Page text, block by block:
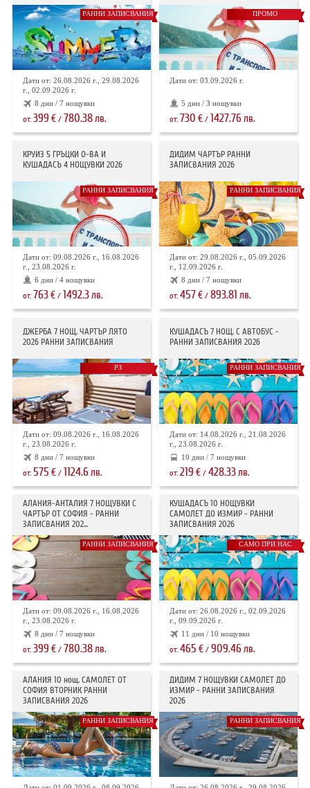
РАННИ ЗАПИСВАНИЯ
Дати от: 26.08.2026 г., 29.08.2026
г., 02.09.2026 г.
8 дни / 7 нощувки
от: 399 €/ 780.38лв.
ПРОМО
Дати от: 03.09.2026 г.
5 дни / 3 нощувки
от: 730 € / 1427.76лв.
КРУИЗ 5 ГРЪЦКИ О-ВА И
КУШАДАСЪ 4 НОЩУВКИ 2026
РАННИ ЗАПИСВАНИЯ
Дати от: 09.08.2026 г., 16.08.2026
г., 23.08.2026 г.
6 дни / 4 нощувки
от: 763€/ 1492.3лв.
ДИДИМ ЧАРТЪР РАННИ
ЗАПИСВАНИЯ 2026
РАННИ ЗАПИСВАНИЯ
Дати от: 29.08.2026 г., 05.09.2026
г., 12.09.2026 г.
8 дни / 7 нощувки
от:457€ /893.81 лв.
ДЖЕРБА 7 НОЩ. ЧАРТЪР ЛЯТО
2026 РАННИ ЗАПИСВАНИЯ
РЗ
Дати от: 09.08.2026 г., 16.08.2026
г., 23.08.2026 г.
8 дни / 7 нощувки
от: 575 €/ 1124.6лв.
КУШАДАСЪ 7 НОЩ. С АВТОБУС -
РАННИ ЗАПИСВАНИЯ 2026
РАННИ ЗАПИСВАНИЯ
Дати от: 14.08.2026 г., 21.08.2026
г., 23.08.2026 г.
10 дни / 7 нощувки
от:219 € /428.33лв.
АЛАНИЯ-АНТАЛИЯ 7 НОЩУВКИ С
ЧАРТЪР ОТ СОФИЯ - РАННИ
ЗАПИСВАНИЯ 202...
РАННИ ЗАПИСВАНИЯ
Дати от: 09.08.2026 г., 16.08.2026
г., 23.08.2026 г.
8 дни / 7 нощувки
от: 399 €/ 780.38лв.
КУШАДАСЪ 10 НОЩУВКИ
САМОЛЕТ ДО ИЗМИР - РАННИ
ЗАПИСВАНИЯ 2026
САМО ПРИ НАС
Дати от: 26.08.2026 г., 02.09.2026
г., 09.09.2026 г.
11 дни / 10 нощувки
от:465 € /909.46лв.
АЛАНИЯ 10 нощ. САМОЛЕТ ОТ
СОФИЯ ВТОРНИК РАННИ
ЗАПИСВАНИЯ 2026
РАННИ ЗАПИСВАНИЯ
ДИДИМ 7 НОЩУВКИ САМОЛЕТ ДО
ИЗМИР - РАННИ ЗАПИСВАНИЯ
2026
РАННИ ЗАПИСВАНИЯ